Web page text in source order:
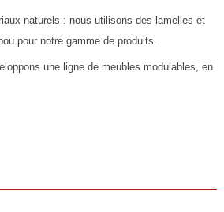
naturels : nous utilisons des lamelles et
pour notre gamme de produits.
une ligne de meubles modulables, en